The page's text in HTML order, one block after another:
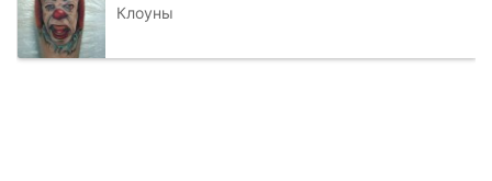
Клоуны